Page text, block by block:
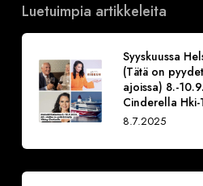
Luetuimpia artikkeleita
Syyskuussa
(Tätä on
ajoissa) 8.-
Cinderella
8.7.2025